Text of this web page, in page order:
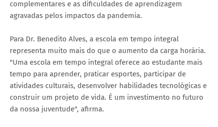
complementares e as dificuldades de aprendizagem
agravadas pelos impactos da pandemia.
Para Dr. Benedito Alves, a escola em tempo integral
representa muito mais do que o aumento da carga horária.
"Uma escola em tempo integral oferece ao estudante mais
tempo para aprender, praticar esportes, participar de
atividades culturais, desenvolver habilidades tecnológicas e
construir um projeto de vida. É um investimento no futuro
da nossa juventude", afirma.